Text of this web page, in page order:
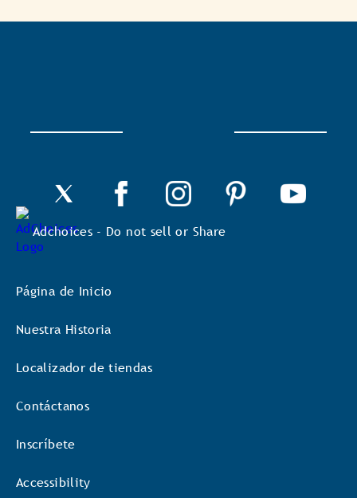
Adchoices - Do not sell or Share
Página de Inicio
Nuestra Historia
Localizador de tiendas
Contáctanos
Inscríbete
Accessibility